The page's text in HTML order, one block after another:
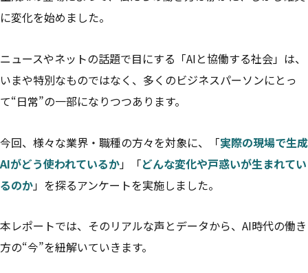
に変化を始めました。
ニュースやネットの話題で目にする「AIと協働する社会」は、
いまや特別なものではなく、多くのビジネスパーソンにとっ
て“日常”の一部になりつつあります。
今回、様々な業界・職種の方々を対象に、「実際の現場で生成
AIがどう使われているか」「どんな変化や戸惑いが生まれてい
るのか」を探るアンケートを実施しました。
本レポートでは、そのリアルな声とデータから、AI時代の働き
方の“今”を紐解いていきます。